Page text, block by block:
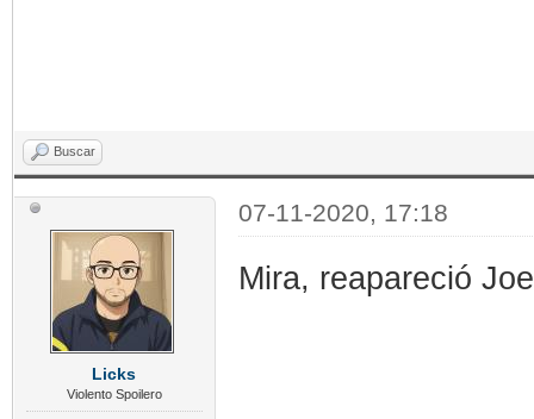
Buscar
Licks
Violento Spoilero
07-11-2020, 17:18
Mira, reapareció